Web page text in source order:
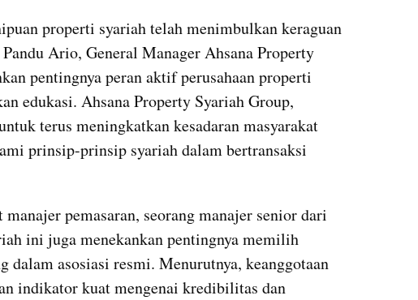
properti syariah telah menimbulkan keraguan
Ario, General Manager Ahsana Property
pentingnya peran aktif perusahaan properti
edukasi. Ahsana Property Syariah Group,
terus meningkatkan kesadaran masyarakat
prinsip-prinsip syariah dalam bertransaksi
manajer pemasaran, seorang manajer senior dari
ini juga menekankan pentingnya memilih
dalam asosiasi resmi. Menurutnya, keanggotaan
indikator kuat mengenai kredibilitas dan